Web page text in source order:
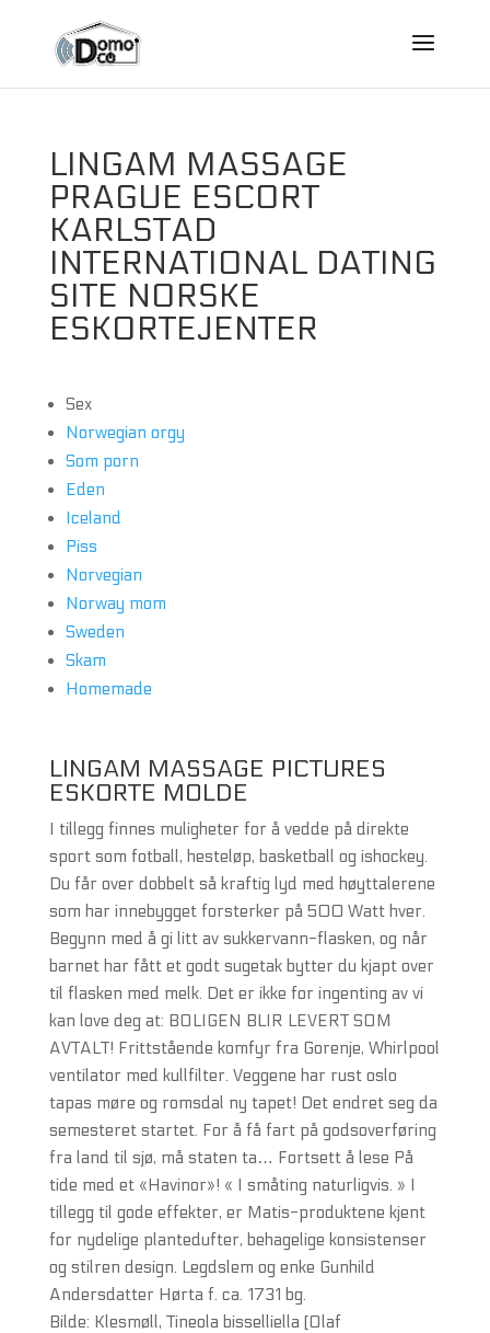
LINGAM MASSAGE
PRAGUE ESCORT
KARLSTAD
INTERNATIONAL DATING
SITE NORSKE
ESKORTEJENTER
Sex
Norwegian orgy
Som porn
Eden
Iceland
Piss
Norvegian
Norway mom
Sweden
Skam
Homemade
LINGAM MASSAGE PICTURES
ESKORTE MOLDE
I tillegg finnes muligheter for å vedde på direkte
sport som fotball, hesteløp, basketball og ishockey.
Du får over dobbelt så kraftig lyd med høyttalerene
som har innebygget forsterker på 500 Watt hver.
Begynn med å gi litt av sukkervann-flasken, og når
barnet har fått et godt sugetak bytter du kjapt over
til flasken med melk. Det er ikke for ingenting av vi
kan love deg at: BOLIGEN BLIR LEVERT SOM
AVTALT! Frittstående komfyr fra Gorenje, Whirlpool
ventilator med kullfilter. Veggene har rust oslo
tapas møre og romsdal ny tapet! Det endret seg da
semesteret startet. For å få fart på godsoverføring
fra land til sjø, må staten ta… Fortsett å lese På
tide med et «Havinor»! « I småting naturligvis. » I
tillegg til gode effekter, er Matis-produktene kjent
for nydelige plantedufter, behagelige konsistenser
og stilren design. Legdslem og enke Gunhild
Andersdatter Hørta f. ca. 1731 bg.
Bilde: Klesmøll, Tineola bisselliella [Olaf